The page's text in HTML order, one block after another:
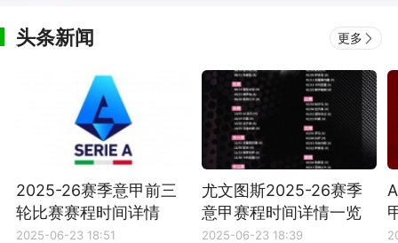
头条新闻 更多
2025-26赛季意甲前三
轮比赛赛程时间详情
2025-06-23 18:51
尤文图斯2025-26赛季
意甲赛程时间详情一览
2025-06-23 18:39